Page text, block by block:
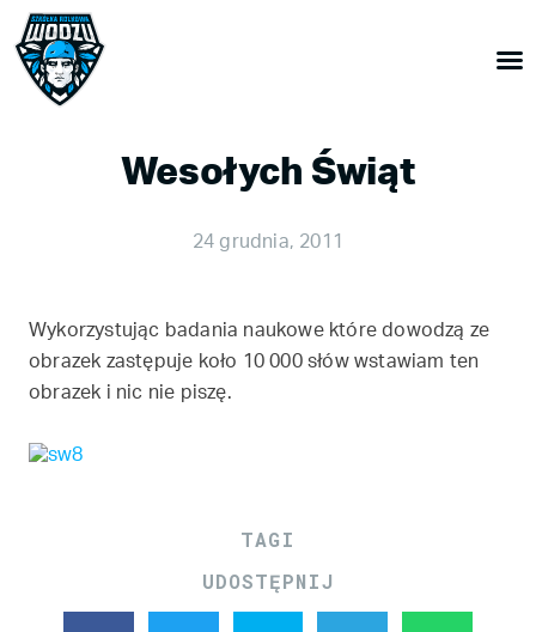
Wesołych Świąt
24 grudnia, 2011
Wykorzystując badania naukowe które dowodzą ze
obrazek zastępuje koło 10 000 słów wstawiam ten
obrazek i nic nie piszę.
TAGI
UDOSTĘPNIJ